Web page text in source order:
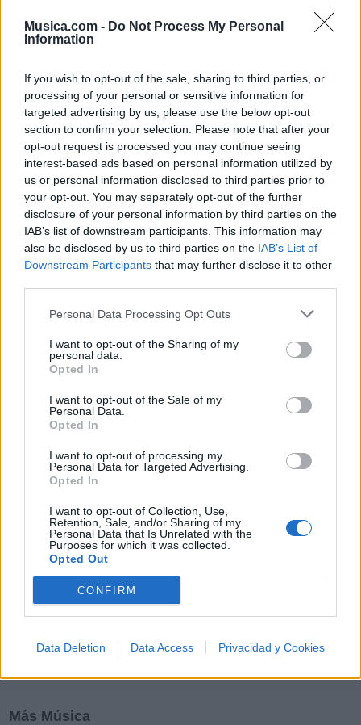
Musica.com - Do Not Process My Personal
Information
If you wish to opt-out of the sale, sharing to third parties, or
processing of your personal or sensitive information for
targeted advertising by us, please use the below opt-out
section to confirm your selection. Please note that after your
opt-out request is processed you may continue seeing
interest-based ads based on personal information utilized by
us or personal information disclosed to third parties prior to
your opt-out. You may separately opt-out of the further
disclosure of your personal information by third parties on the
IAB’s list of downstream participants. This information may
also be disclosed by us to third parties on the IAB’s List of
Downstream Participants that may further disclose it to other
Personal Data Processing Opt Outs
I want to opt-out of the Sharing of my
personal data.
Opted In
I want to opt-out of the Sale of my
Personal Data.
Opted In
I want to opt-out of processing my
Personal Data for Targeted Advertising.
Opted In
I want to opt-out of Collection, Use,
Retention, Sale, and/or Sharing of my
Personal Data that Is Unrelated with the
Purposes for which it was collected.
Opted Out
CONFIRM
Data Deletion Data Access Privacidad y Cookies
Añadir un comentario ...
🪐🚀 Canciones para Ver las Estrellas:
Psicodelia y Space Rock 🎸✨
🌌🚀 Viaje intergaláctico: la mejor selección de
psicodelia, space rock y atmósferas cósmicas para
tus noches de astronomía. 🪐🎸 Desconecta, mira
al firmamento y siente la gravedad cero. 💾 ¡Guarda
esta colección para tu próxima noche estrellada!
✨⭐
Letras Top Artistas Playlists
B C D E F G H K
Z #
Más Música